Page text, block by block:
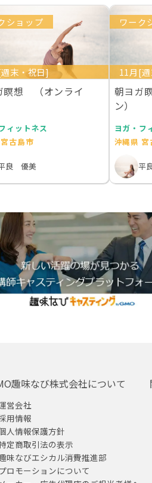
ショップ
末・祝日]
瞑想 （オンライ
ィットネス
古島市
良 優美
ワーク
11月[
朝ヨガ
ン）
ヨガ・フ
沖縄県 宮
平
趣味なび株式会社について
営会社
用情報
人情報保護方針
定商取引法の表示
味なびエシカル消費推進部
プロモーションについて